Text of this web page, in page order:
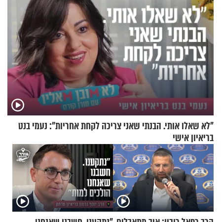
"לא שאלו אותי. הבנתי שאני צריכה לקחת אחריות": נעמי בנט
בריאיון אישי